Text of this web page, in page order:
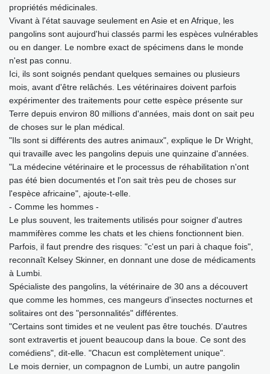
propriétés médicinales.
Vivant à l'état sauvage seulement en Asie et en Afrique, les
pangolins sont aujourd'hui classés parmi les espèces vulnérables
ou en danger. Le nombre exact de spécimens dans le monde
n'est pas connu.
Ici, ils sont soignés pendant quelques semaines ou plusieurs
mois, avant d'être relâchés. Les vétérinaires doivent parfois
expérimenter des traitements pour cette espèce présente sur
Terre depuis environ 80 millions d'années, mais dont on sait peu
de choses sur le plan médical.
"Ils sont si différents des autres animaux", explique le Dr Wright,
qui travaille avec les pangolins depuis une quinzaine d'années.
"La médecine vétérinaire et le processus de réhabilitation n'ont
pas été bien documentés et l'on sait très peu de choses sur
l'espèce africaine", ajoute-t-elle.
- Comme les hommes -
Le plus souvent, les traitements utilisés pour soigner d'autres
mammifères comme les chats et les chiens fonctionnent bien.
Parfois, il faut prendre des risques: "c'est un pari à chaque fois",
reconnaît Kelsey Skinner, en donnant une dose de médicaments
à Lumbi.
Spécialiste des pangolins, la vétérinaire de 30 ans a découvert
que comme les hommes, ces mangeurs d'insectes nocturnes et
solitaires ont des "personnalités" différentes.
"Certains sont timides et ne veulent pas être touchés. D'autres
sont extravertis et jouent beaucoup dans la boue. Ce sont des
comédiens", dit-elle. "Chacun est complètement unique".
Le mois dernier, un compagnon de Lumbi, un autre pangolin